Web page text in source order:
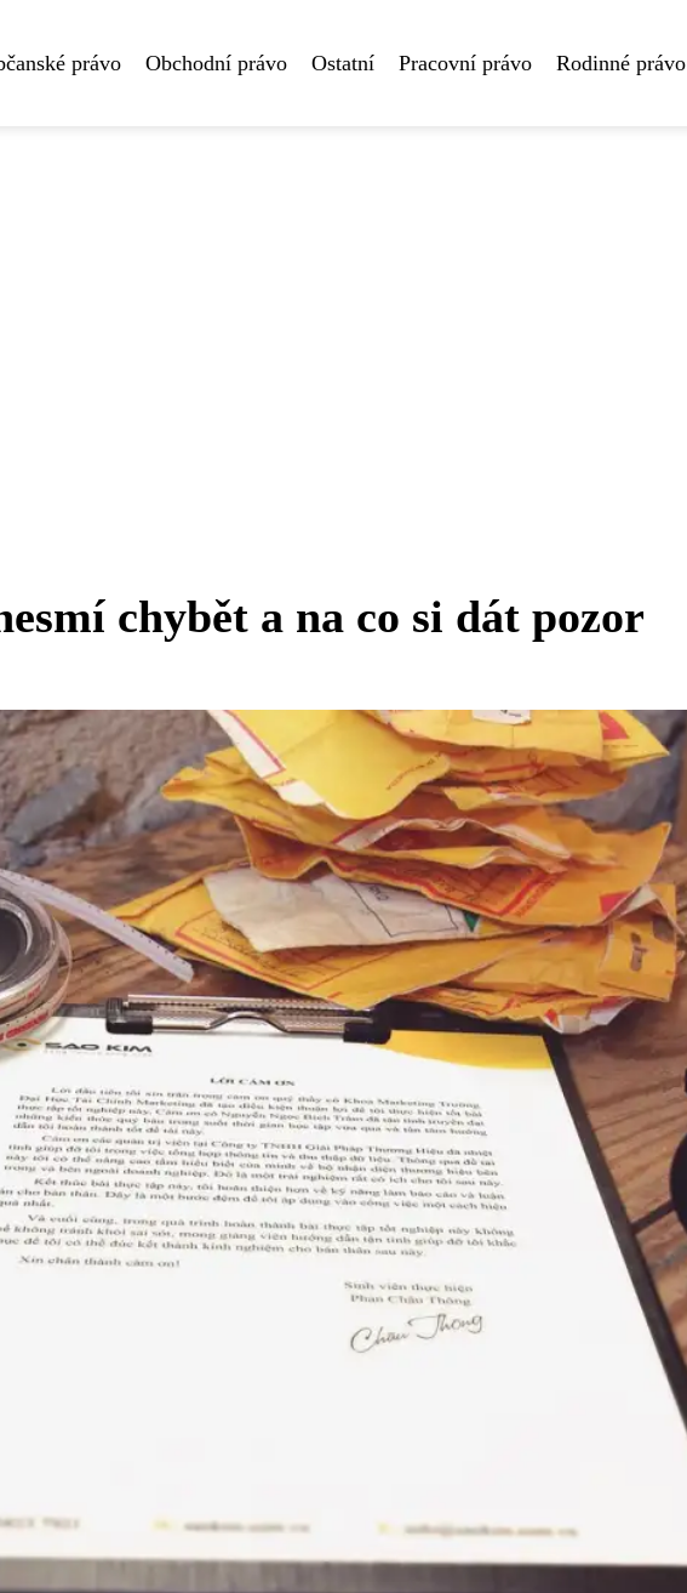
právo Obchodní právo Ostatní Pracovní právo Rodinné právo
chybět a na co si dát pozor